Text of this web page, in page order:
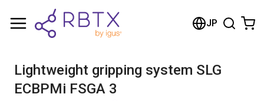
JP
Lightweight gripping system SLG
ECBPMi FSGA 3
Shopping Cart
Browse the shop